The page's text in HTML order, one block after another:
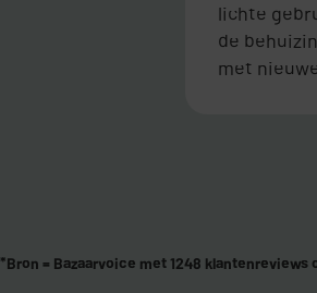
lichte
de
met
*Bron = Bazaarvoice met 1248